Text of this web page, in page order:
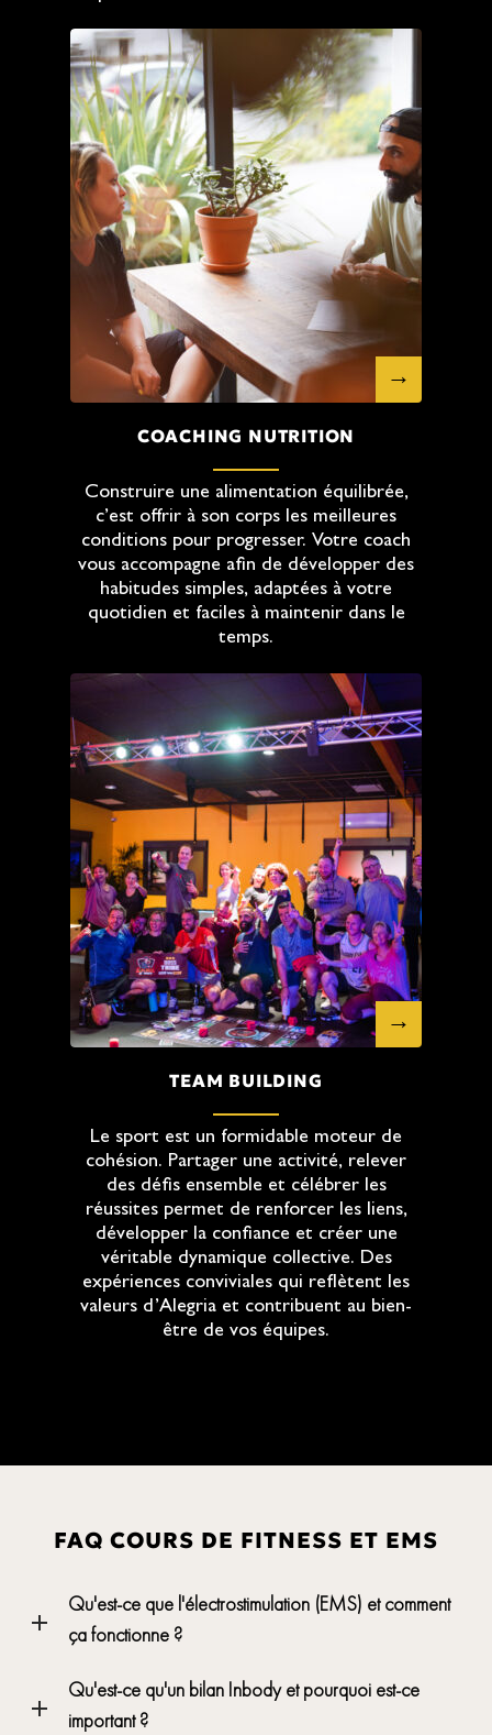
COACHING NUTRITION
Construire une alimentation équilibrée,
c’est offrir à son corps les meilleures
conditions pour progresser. Votre coach
vous accompagne afin de développer des
habitudes simples, adaptées à votre
quotidien et faciles à maintenir dans le
temps.
TEAM BUILDING
Le sport est un formidable moteur de
cohésion. Partager une activité, relever
des défis ensemble et célébrer les
réussites permet de renforcer les liens,
développer la confiance et créer une
véritable dynamique collective. Des
expériences conviviales qui reflètent les
valeurs d’Alegria et contribuent au bien-
être de vos équipes.
FAQ COURS DE FITNESS ET EMS
Qu'est-ce que l'électrostimulation (EMS) et comment
ça fonctionne ?
Qu'est-ce qu'un bilan Inbody et pourquoi est-ce
important ?